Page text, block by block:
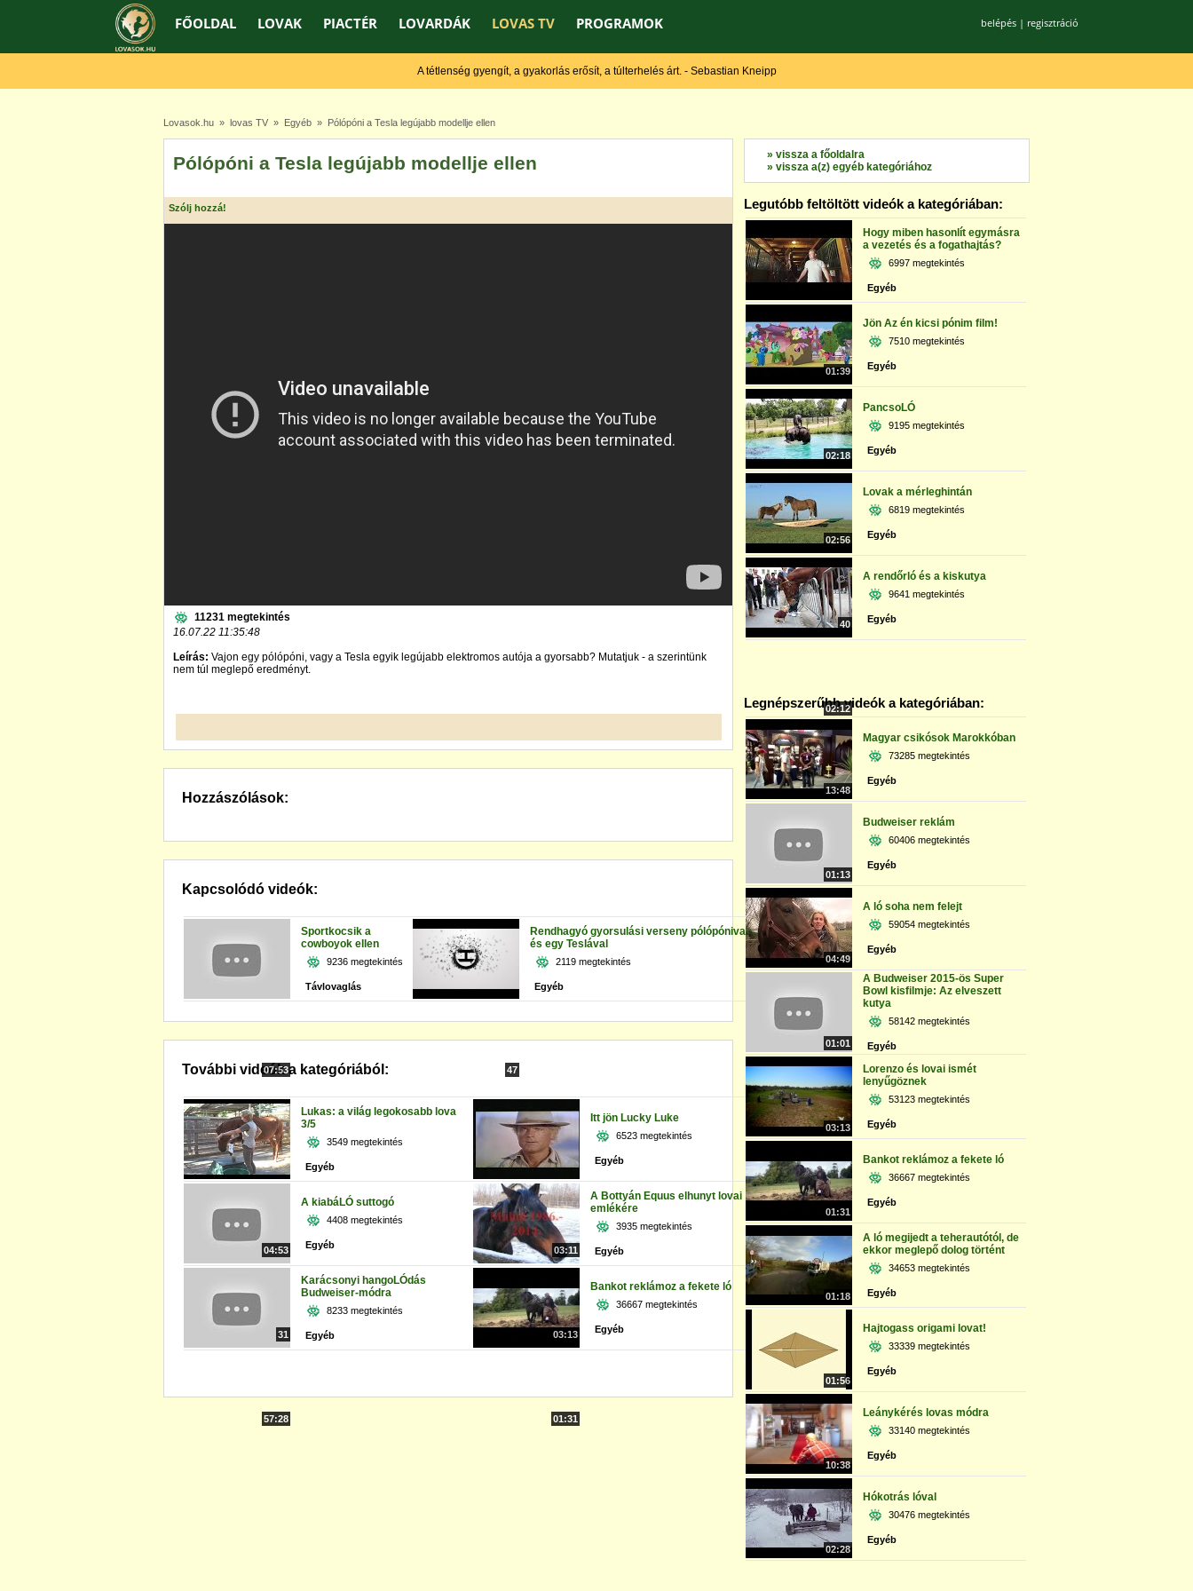
FŐOLDAL LOVAK PIACTÉR LOVARDÁK LOVAS TV PROGRAMOK belépés| regisztráció
A tétlenség gyengít, a gyakorlás erősít, a túlterhelés árt. - Sebastian Kneipp
Lovasok.hu » lovas TV » Egyéb » Pólópóni a Tesla legújabb modellje ellen
Pólópóni a Tesla legújabb modellje ellen
Szólj hozzá!
11231 megtekintés
16.07.22 11:35:48
Leírás: Vajon egy pólópóni, vagy a Tesla egyik legújabb elektromos autója a gyorsabb? Mutatjuk - a szerintünk
nem túl meglepő eredményt.
Hozzászólások:
Kapcsolódó videók:
07:53
Sportkocsik a
cowboyok ellen
9236 megtekintés
Távlovaglás
47
Rendhagyó gyorsulási verseny pólópónival
és egy Teslával
2119 megtekintés
Egyéb
További videók a kategóriából:
04:53
Lukas: a világ legokosabb lova
3/5
3549 megtekintés
Egyéb
03:11
Itt jön Lucky Luke
6523 megtekintés
Egyéb
31
A kiabáLÓ suttogó
4408 megtekintés
Egyéb
03:13
A Bottyán Equus elhunyt lovai
emlékére
3935 megtekintés
Egyéb
57:28
Karácsonyi hangoLÓdás
Budweiser-módra
8233 megtekintés
Egyéb
01:31
Bankot reklámoz a fekete ló
36667 megtekintés
Egyéb
» vissza a főoldalra
» vissza a(z) egyéb kategóriához
Legutóbb feltöltött videók a kategóriában:
01:39
Hogy miben hasonlít egymásra
a vezetés és a fogathajtás?
6997 megtekintés
Egyéb
02:18
Jön Az én kicsi pónim film!
7510 megtekintés
Egyéb
02:56
PancsoLÓ
9195 megtekintés
Egyéb
40
Lovak a mérleghintán
6819 megtekintés
Egyéb
02:12
A rendőrló és a kiskutya
9641 megtekintés
Egyéb
Legnépszerűbb videók a kategóriában:
13:48
Magyar csikósok Marokkóban
73285 megtekintés
Egyéb
01:13
Budweiser reklám
60406 megtekintés
Egyéb
04:49
A ló soha nem felejt
59054 megtekintés
Egyéb
01:01
A Budweiser 2015-ös Super
Bowl kisfilmje: Az elveszett
kutya
58142 megtekintés
Egyéb
03:13
Lorenzo és lovai ismét
lenyűgöznek
53123 megtekintés
Egyéb
01:31
Bankot reklámoz a fekete ló
36667 megtekintés
Egyéb
01:18
A ló megijedt a teherautótól, de
ekkor meglepő dolog történt
34653 megtekintés
Egyéb
01:56
Hajtogass origami lovat!
33339 megtekintés
Egyéb
10:38
Leánykérés lovas módra
33140 megtekintés
Egyéb
02:28
Hókotrás lóval
30476 megtekintés
Egyéb